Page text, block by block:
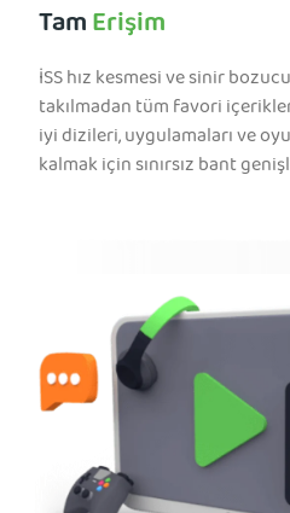
TamErişim
İSS hız kesmesi ve sinir
takılmadan tüm favori
iyi dizileri, uygulamaları ve
kalmak için sınırsız bant